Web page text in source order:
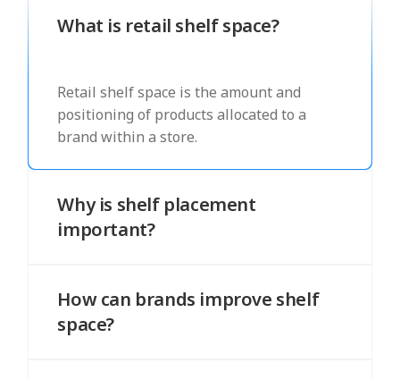
What is retail shelf space?
Retail shelf space is the amount and
positioning of products allocated to a
brand within a store.
Why is shelf placement
important?
attention, and purchase decisions.
How can brands improve shelf
space?